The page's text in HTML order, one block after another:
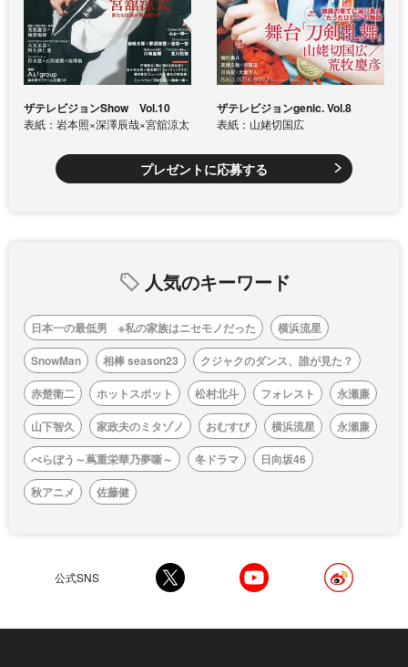
ザテレビジョンShow Vol.10
表紙：岩本照×深澤辰哉×宮舘涼太
ザテレビジョンgenic. Vol.8
表紙：山姥切国広
プレゼントに応募する
人気のキーワード
日本一の最低男 ※私の家族はニセモノだった
横浜流星
SnowMan
相棒 season23
クジャクのダンス、誰が見た？
赤楚衛二
ホットスポット 松村北斗 フォレスト
永瀬廉
山下智久
家政夫のミタゾノ おむすび 横浜流星
永瀬廉
べらぼう～蔦重栄華乃夢噺～
冬ドラマ
日向坂46
秋アニメ
佐藤健
公式SNS